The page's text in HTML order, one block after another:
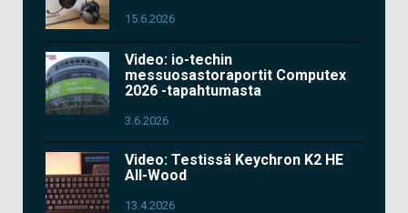
15.6.2026
Video: io-techin
messuosastoraportit Computex
2026 -tapahtumasta
3.6.2026
Video: Testissä Keychron K2 HE
All-Wood
13.4.2026